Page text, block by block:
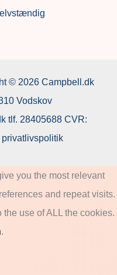
© 2026 Campbell.dk
Vodskov
tlf. 28405688 CVR:
you the most relevant
and repeat visits.
the use of ALL the cookies.
.